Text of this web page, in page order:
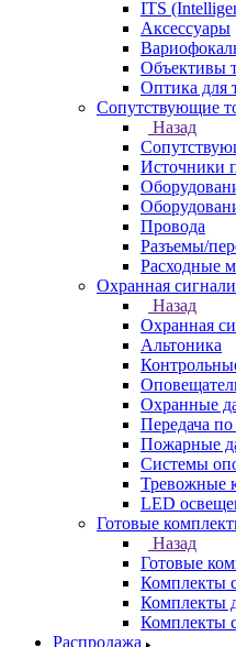
ITS
Аксессуары
Объективы
Оптика для
Сопутствующие
Назад
Источники
Провода
Разъемы/
Расходные
Охранная
Назад
Охранная
Альтоника
Охранные
Передача
Пожарные
Системы
Тревожные
LED
Готовые
Назад
Готовые
Комплекты
Комплекты
Комплекты
Распродажа